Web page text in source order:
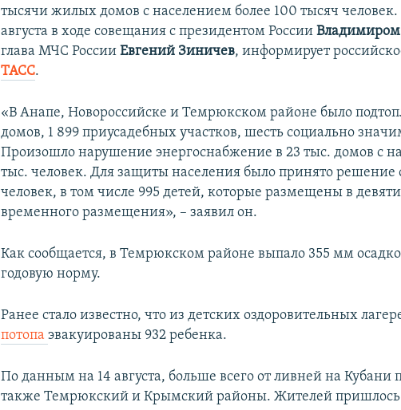
тысячи жилых домов с населением более 100 тысяч человек.
августа в ходе совещания с президентом России
глава МЧС РоссииЕвгений Зиничев, информирует
ТАСС.
«В Анапе, Новороссийске и Темрюкском районе было
домов, 1 899 приусадебных участков, шесть социально
Произошло нарушение энергоснабжение в 23 тыс. домов с
тыс. человек. Для защиты населения было принято решение
человек, в том числе 995 детей, которые размещены в
временного размещения», – заявил он.
Как сообщается, в Темрюкском районе выпало 355 мм
годовую норму.
Ранее стало известно, что из детских оздоровительных
потопаэвакуированы 932 ребенка.
По данным на 14 августа, больше всего от ливней на Кубани
также Темрюкский и Крымский районы. Жителей